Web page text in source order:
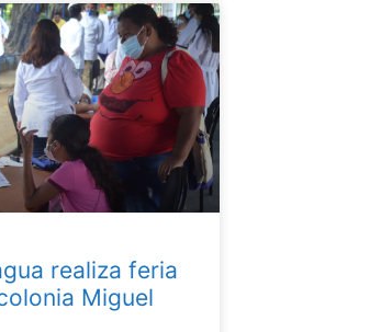
realiza feria
Miguel